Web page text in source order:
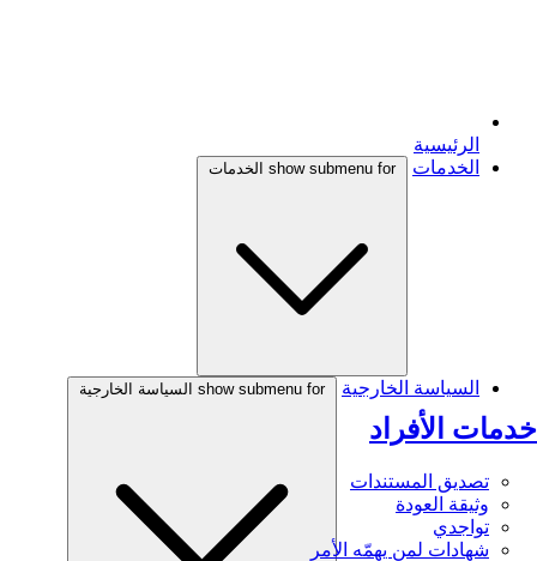
الرئيسية
الخدمات
show submenu for الخدمات
خدمات الأفراد
تصديق المستندات
وثيقة العودة
تواجدي
شهادات لمن يهمّه الأمر
السياسة الخارجية show submenu for السياسة الخارجية